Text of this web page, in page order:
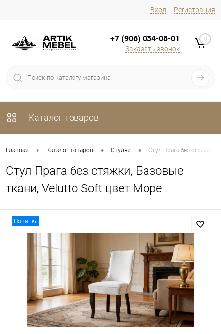
Вход Регистрация
+7 (906) 034-08-01
Заказать звонок
0
Каталог товаров
Главная • Каталог товаров • Стулья • Стул Прага без стяжки,
Стул Прага без стяжки, Базовые
ткани, Velutto Soft цвет Море
Новинка